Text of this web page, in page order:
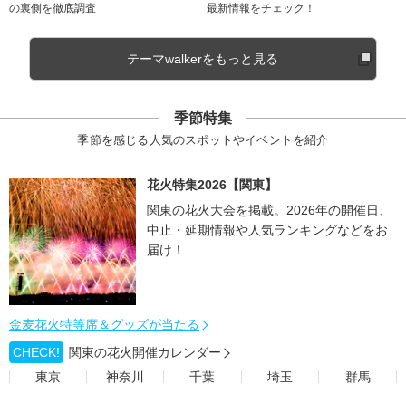
の裏側を徹底調査
最新情報をチェック！
テーマwalkerをもっと見る
季節特集
季節を感じる人気のスポットやイベントを紹介
花火特集2026【関東】
関東の花火大会を掲載。2026年の開催日、
中止・延期情報や人気ランキングなどをお
届け！
金麦花火特等席＆グッズが当たる
CHECK!
関東の花火開催カレンダー
東京
神奈川 千葉 埼玉
群馬